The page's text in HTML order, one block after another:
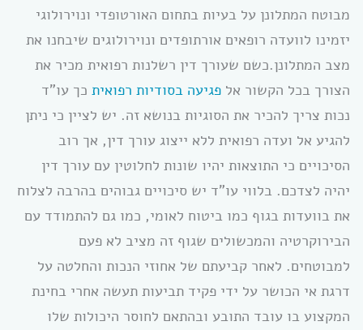
מבוטח המתלונן על בעיות בתחום האורטופדי ונוירולוגי
יזמינו לוועדה רופאים אורתופדים ונוירולוגים שיבחנו את
מצב המתלונן.כשם שעורך דין רשלנות רפואית מכיר את
הצורך בכל הקשור אל פגיעה בסודיות רפואית כך עו”ד
נכות צריך להכיר את הסוגיות בנושא זה. יש לציין כי ניתן
להגיע אל ועדה רפואית ללא ייצוג עורך דין, אך רוב
הסיכויים כי התוצאות יהיו שונות לחלוטין עם עורך דין
יהיה לצדכם. בלווי עו”ד יש סיכויים גבוהים בהרבה לצלוח
את בוועדות בגוף כמו ביטוח לאומי, כמו גם להתמודד עם
הבירוקרטיה והמכשולים שגוף זה מציב לא פעם
למבוטחים. לאחר קביעתם של אחוזי הנכות והחלטה על
דרגת אי הכושר על ידי פקיד תביעות תעשה אחרי בחינת
המקצוע בו עובד התובע ובהתאם לחוסר היכולות שלו